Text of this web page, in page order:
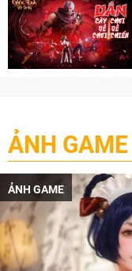
ẢNH GAME
ẢNH GAME